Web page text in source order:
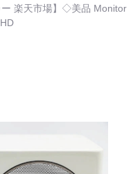
ー 楽天市場】◇美品 Monitor